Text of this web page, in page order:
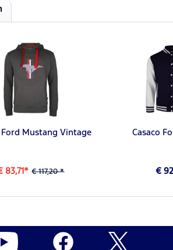
Mustang Vintage
83,71* € 117,20 *
Casaco
€